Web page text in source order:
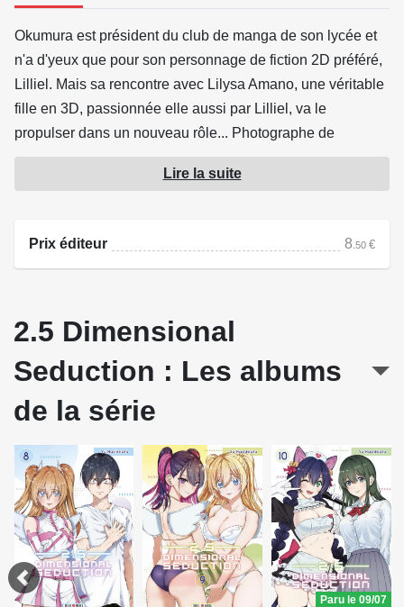
Okumura est président du club de manga de son lycée et
n'a d'yeux que pour son personnage de fiction 2D préféré,
Lilliel. Mais sa rencontre avec Lilysa Amano, une véritable
fille en 3D, passionnée elle aussi par Lilliel, va le
propulser dans un nouveau rôle... Photographe de
cosplay !! Se pourrait-il qu'Okumura ait rencontré une
Lilliel en chair et en os ?!
Lire la suite
Prix éditeur 8 .50 €
2.5 Dimensional
Seduction : Les albums
de la série
Paru le 09/07